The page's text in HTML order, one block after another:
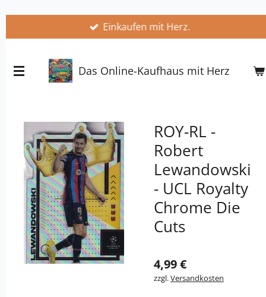
springen
Einkaufen mit Herz.
Das Online-Kaufhaus mit Herz
ROY-RL -
Robert
Lewandowski
- UCL Royalty
Chrome Die
Cuts
4,99 €
zzgl.Versandkosten